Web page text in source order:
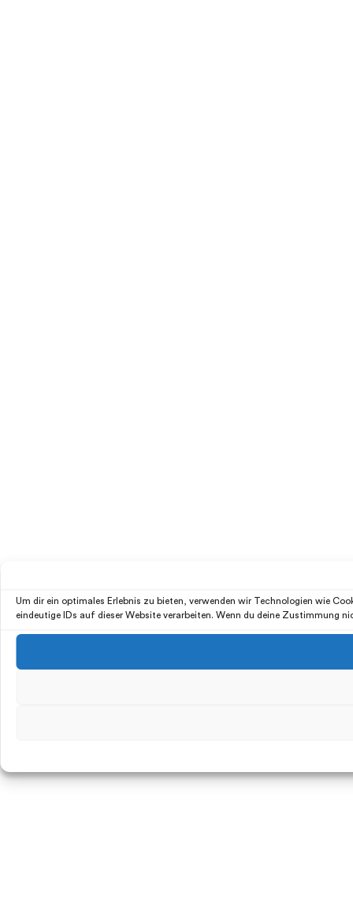
Um dir ein optimales Erlebnis zu bieten, verwenden wir Technologien wie
eindeutige IDs auf dieser Website verarbeiten. Wenn du deine Zustimmung